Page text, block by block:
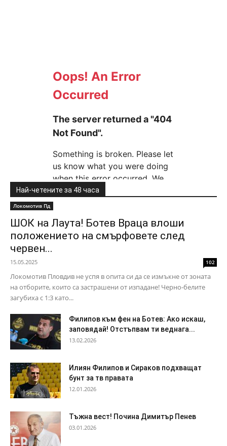
Най-четените за 48 часа
Локомотив Пд
ШОК на Лаута! Ботев Враца влоши
положението на смърфовете след
червен...
15.05.2025 102
Локомотив Пловдив не успя в опита си да се измъкне от зоната
на отборите, които са застрашени от изпадане! Черно-белите
загубиха с 1:3 като...
Филипов към фен на Ботев: Ако искаш,
заповядай! Отстъпвам ти веднага...
13.02.2026
Илиян Филипов и Сираков подхващат
бунт за тв правата
12.01.2026
Тъжна вест! Почина Димитър Пенев
03.01.2026